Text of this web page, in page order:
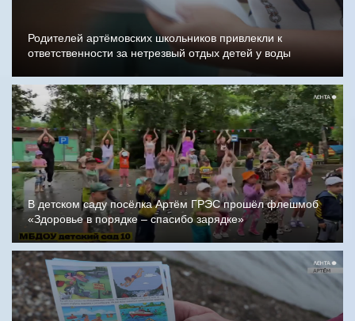
Родителей артёмовских школьников привлекли к
ответственности за нетрезвый отдых детей у воды
В детском саду посёлка Артём ГРЭС прошёл флешмоб
«Здоровье в порядке – спасибо зарядке»